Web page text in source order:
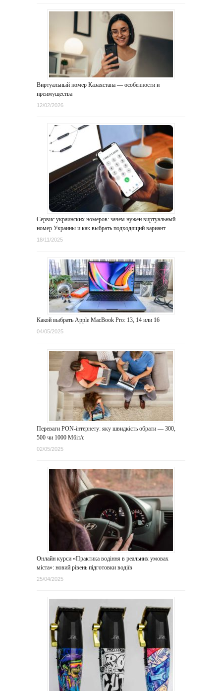
Виртуальный номер Казахстана — особенности и
преимущества
12/02/2026
Сервис украинских номеров: зачем нужен виртуальный
номер Украины и как выбрать подходящий вариант
18/11/2025
Какой выбрать Apple MacBook Pro: 13, 14 или 16
04/05/2025
Переваги PON-інтернету: яку швидкість обрати — 300,
500 чи 1000 Мбіт/с
02/05/2025
Онлайн курси «Практика водіння в реальних умовах
міста»: новий рівень підготовки водіїв
25/04/2025